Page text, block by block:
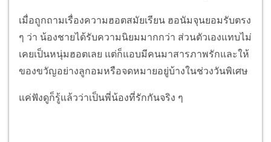
เมื่อถูกถามเรื่องความฮอตสมัยเรียน ฮอนัมจุนยอมรับตรง
ๆ ว่า น้องชายได้รับความนิยมมากกว่า ส่วนตัวเองแทบไม่
เคยเป็นหนุ่มฮอตเลย แต่ก็แอบมีคนมาสารภาพรักและให้
ของขวัญอย่างลูกอมหรือจดหมายอยู่บ้างในช่วงวันพิเศษ
แค่ฟังดูก็รู้แล้วว่าเป็นพี่น้องที่รักกันจริง ๆ